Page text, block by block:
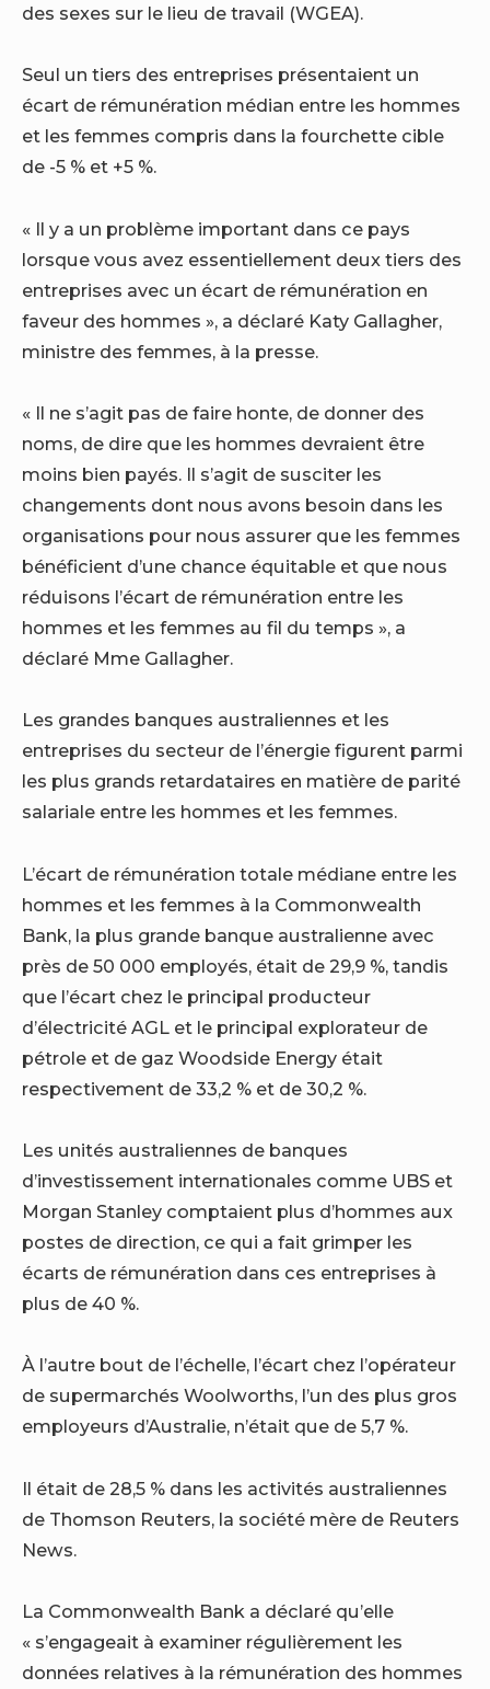
des sexes sur le lieu de travail (WGEA).
Seul un tiers des entreprises présentaient un
écart de rémunération médian entre les hommes
et les femmes compris dans la fourchette cible
de -5 % et +5 %.
« Il y a un problème important dans ce pays
lorsque vous avez essentiellement deux tiers des
entreprises avec un écart de rémunération en
faveur des hommes », a déclaré Katy Gallagher,
ministre des femmes, à la presse.
« Il ne s’agit pas de faire honte, de donner des
noms, de dire que les hommes devraient être
moins bien payés. Il s’agit de susciter les
changements dont nous avons besoin dans les
organisations pour nous assurer que les femmes
bénéficient d’une chance équitable et que nous
réduisons l’écart de rémunération entre les
hommes et les femmes au fil du temps », a
déclaré Mme Gallagher.
Les grandes banques australiennes et les
entreprises du secteur de l’énergie figurent parmi
les plus grands retardataires en matière de parité
salariale entre les hommes et les femmes.
L’écart de rémunération totale médiane entre les
hommes et les femmes à la Commonwealth
Bank, la plus grande banque australienne avec
près de 50 000 employés, était de 29,9 %, tandis
que l’écart chez le principal producteur
d’électricité AGL et le principal explorateur de
pétrole et de gaz Woodside Energy était
respectivement de 33,2 % et de 30,2 %.
Les unités australiennes de banques
d’investissement internationales comme UBS et
Morgan Stanley comptaient plus d’hommes aux
postes de direction, ce qui a fait grimper les
écarts de rémunération dans ces entreprises à
plus de 40 %.
À l’autre bout de l’échelle, l’écart chez l’opérateur
de supermarchés Woolworths, l’un des plus gros
employeurs d’Australie, n’était que de 5,7 %.
Il était de 28,5 % dans les activités australiennes
de Thomson Reuters, la société mère de Reuters
News.
La Commonwealth Bank a déclaré qu’elle
« s’engageait à examiner régulièrement les
données relatives à la rémunération des hommes